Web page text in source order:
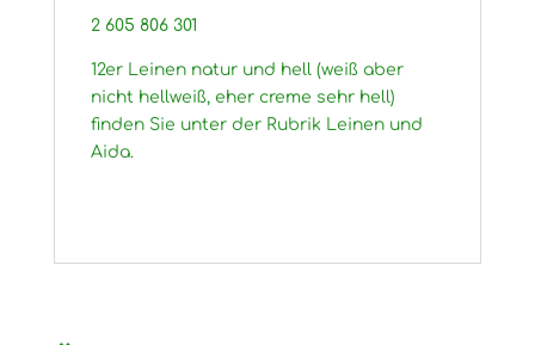
2 605 806 301
12er Leinen natur und hell (weiß aber
nicht hellweiß, eher creme sehr hell)
finden Sie unter der Rubrik Leinen und
Aida.